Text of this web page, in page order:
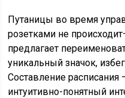
Путаницы во время
розетками не
предлагает
уникальный значок,
Составление
интуитивно-понятный